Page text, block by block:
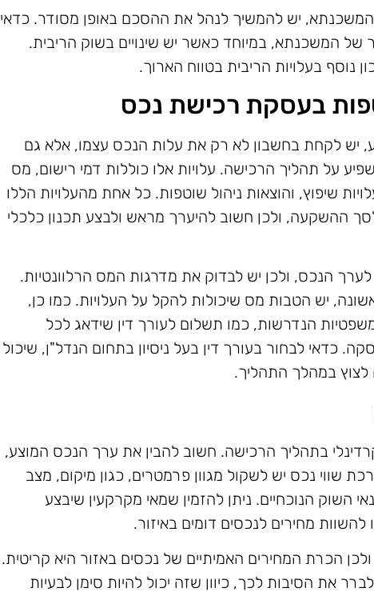
יש להמשיך לנהל את ההסכם באופן מסודר. כדאי
של המשכנתא, במיוחד כאשר יש שינויים בשוק הריבית.
נוסף בעלויות הריבית בטווח הארוך.
בעסקת רכישת נכס
יש לקחת בחשבון לא רק את עלות הנכס עצמו, אלא גם
על תהליך הרכישה. עלויות אלו כוללות דמי רישום, מס
שיפוץ, והוצאות ניהול שוטפות. כל אחת מהעלויות הללו
ההשקעה, ולכן חשוב להיערך מראש ולבצע תכנון כלכלי
הנכס, ולכן יש לבדוק את מדרגות המס הרלוונטיות.
יש הטבות מס שיכולות להקל על העלויות. כמו כן,
הנדרשות, כמו תשלום לעורך דין שידאג לכל
כדאי לבחור בעורך דין בעל ניסיון בתחום הנדל"ן, שיכול
לצוץ במהלך התהליך.
בתהליך הרכישה. חשוב להבין את ערך הנכס המוצע,
שווי נכס יש לשקול מגוון פרמטרים, כגון מיקום, מצב
השוק הנוכחיים. ניתן להזמין שמאי מקרקעין שיבצע
להשוות מחירים לנכסים דומים באיזור.
הכרת המחירים האמיתיים של נכסים באזור היא קריטית.
את הסיבות לכך, כיוון שזה יכול להיות סימן לבעיות